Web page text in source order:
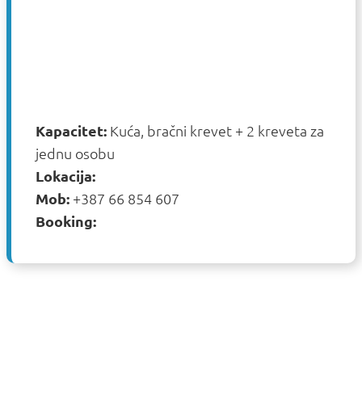
Kapacitet: Kuća, bračni krevet + 2 kreveta za
jednu osobu
Lokacija:
Mob: +387 66 854 607
Booking: